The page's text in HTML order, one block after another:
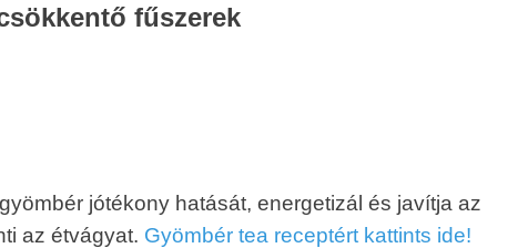
fűszerek
jótékony hatását, energetizál és javítja az
az étvágyat. Gyömbér tea receptért kattints ide!